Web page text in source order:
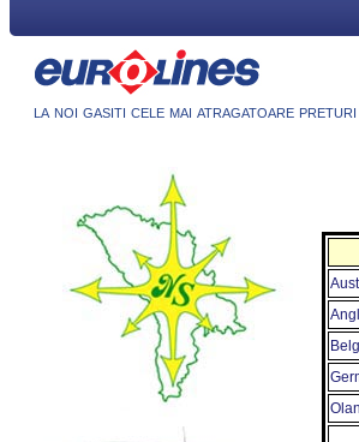
la noi gasiti cele mai atragatoare